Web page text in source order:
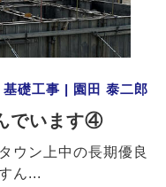
基礎工事 | 園田 泰二郎
でいます④
ウン上中の長期優良
ん...